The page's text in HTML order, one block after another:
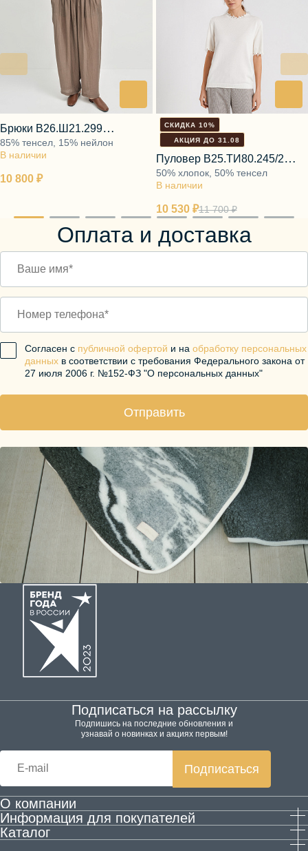
10 800 ₽
В наличии
Брюки В26.Ш21.299
пепельный мускат
85% тенсел, 15% нейлон
СКИДКА 10%
АКЦИЯ ДО 31.08
10 530 ₽11 700 ₽
В наличии
Пуловер В25.ТИ80.245/2
молочный зефир
50% хлопок, 50% тенсел
Оплата и доставка
Согласен с публичной офертой и на обработку персональных
данных в соответствии с требования Федерального закона от
27 июля 2006 г. №152-ФЗ "О персональных данных"
Отправить
О компании
Производство
Контактная информация
Информация для покупателей
Гарантия и возврат
Каталог
Подписаться на рассылку
Подпишись на последние обновления и
узнавай о новинках и акциях первым!
Подписаться